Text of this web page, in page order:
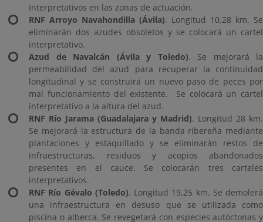
interpretativos en las zonas de actuación.
RNF Arroyo Navahondilla (Ávila). Longitud 10,28 km. Se
eliminarán dos azudes obsoletos y se colocará un cartel
interpretativo.
Azud de Navalcán (Ávila y Toledo). Se mejorará la
permeabilidad del azud para recuperar la continuidad
longitudinal y se construirá un nuevo paso de peces por
mal funcionamiento del existente. Se colocará un cartel
interpretativo a la altura del azud.
RNF Río Jarama (Guadalajara y Madrid). Longitud 28 km.
Se mejorará la estructura de la banda ribereña mediante
plantaciones y estaquillado y se eliminarán restos de
infraestructuras, residuos y acopios abandonados
presentes en el cauce. Se colocarán tres carteles
interpretativos.
RNF Río Gévalo (Toledo). Longitud 19,25 km. Se demolerá
una infraestructura en desuso que se utilizada como
piscina o alberca. Se revegetará con especies autóctonas y